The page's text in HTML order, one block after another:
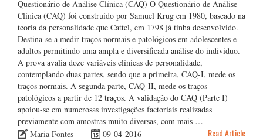
Questionário de Análise Clínica (CAQ) O Questionário de Análise
Clínica (CAQ) foi construído por Samuel Krug em 1980, baseado na
teoria da personalidade que Cattel, em 1798 já tinha desenvolvido.
Destina-se a medir traços normais e patológicos em adolescentes e
adultos permitindo uma ampla e diversificada análise do indivíduo.
A prova avalia doze variáveis clínicas de personalidade,
contemplando duas partes, sendo que a primeira, CAQ-I, mede os
traços normais. A segunda parte, CAQ-II, mede os traços
patológicos a partir de 12 traços. A validação do CAQ (Parte I)
apoiou-se em numerosas investigações factoriais realizadas
previamente com amostras muito diversas, com mais …
Maria Fontes
09-04-2016 Read Article